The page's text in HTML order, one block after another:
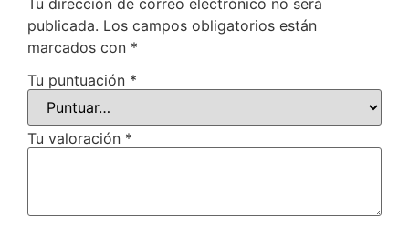
publicada. Los campos obligatorios están
marcados con *
Tu puntuación *
Tu valoración *